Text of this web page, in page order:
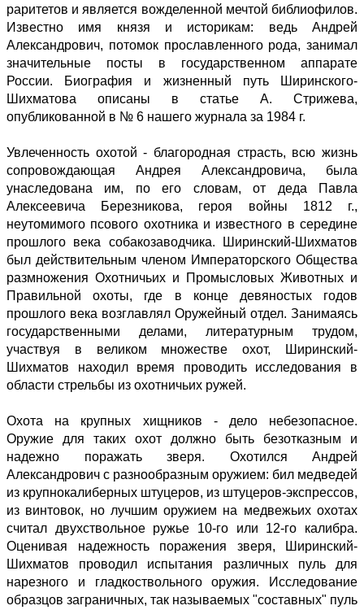
раритетов и является вожделенной мечтой библиофилов.
Известно имя князя и историкам: ведь Андрей
Александрович, потомок прославленного рода, занимал
значительные посты в государственном аппарате
России. Биография и жизненный путь Ширинского-
Шихматова описаны в статье А. Стрижева,
опубликованной в № 6 нашего журнала за 1984 г.
Увлеченность охотой - благородная страсть, всю жизнь
сопровождающая Андрея Александровича, была
унаследована им, по его словам, от деда Павла
Алексеевича Березникова, героя войны 1812 г.,
неутомимого псового охотника и известного в середине
прошлого века собакозаводчика. Ширинский-Шихматов
был действительным членом Императорского Общества
размножения Охотничьих и Промысловых Животных и
Правильной охоты, где в конце девяностых годов
прошлого века возглавлял Оружейный отдел. Занимаясь
государственными делами, литературным трудом,
участвуя в великом множестве охот, Ширинский-
Шихматов находил время проводить исследования в
области стрельбы из охотничьих ружей.
Охота на крупных хищников - дело небезопасное.
Оружие для таких охот должно быть безотказным и
надежно поражать зверя. Охотился Андрей
Александрович с разнообразным оружием: бил медведей
из крупнокалиберных штуцеров, из штуцеров-экспрессов,
из винтовок, но лучшим оружием на медвежьих охотах
считал двухствольное ружье 10-го или 12-го калибра.
Оценивая надежность поражения зверя, Ширинский-
Шихматов проводил испытания различных пуль для
нарезного и гладкоствольного оружия. Исследование
образцов заграничных, так называемых "составных" пуль